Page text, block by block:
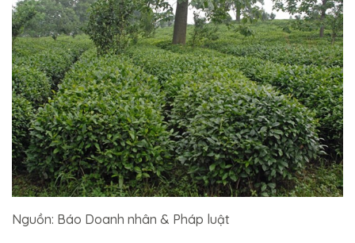
Nguồn: Báo Doanh nhân & Pháp luật